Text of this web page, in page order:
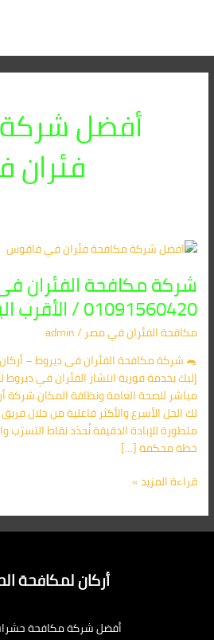
أفضل
شركة مكافحة الفئران
01091560420 / الأقرب اليك
مكافحة الفئران​ في مصر/
admin
إليك بخدمة فورية انتشار الفئران في
مباشر للصحة العامة ونظافة المكان.شركة
لك الحل الأسرع والأكثر فاعلية من خلال
متطورة للإبادة الدقيقة.نُحدّد نقاط التسرّب
خطة محكمة […]
شركة
الفئران
فى
ديروط
01091560420
الأقرب
اليك
قراءة المزيد »
أركان لمكافحة
أفضل شركة مكافحة